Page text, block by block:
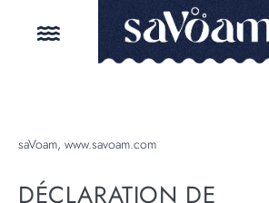
saVoam, www.savoam.com
DÉCLARATION DE